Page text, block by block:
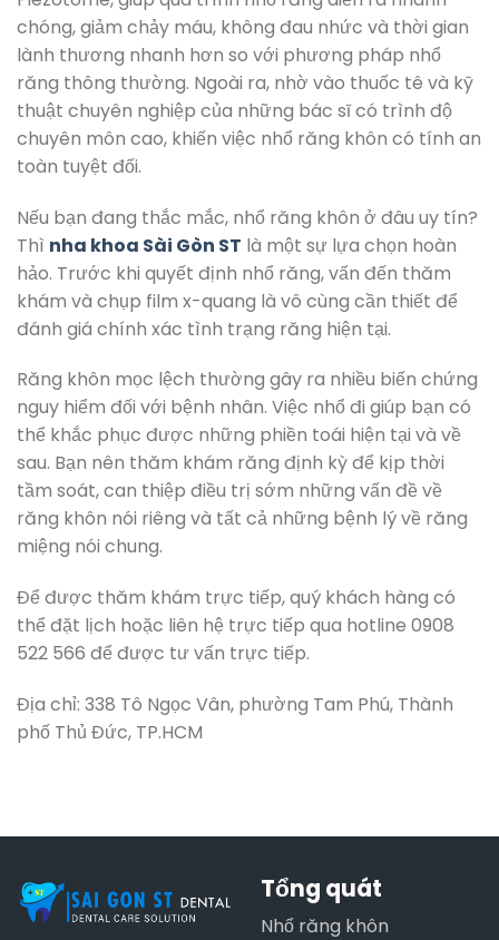
chóng, giảm chảy máu, không đau nhức và thời gian
lành thương nhanh hơn so với phương pháp nhổ
răng thông thường. Ngoài ra, nhờ vào thuốc tê và kỹ
thuật chuyên nghiệp của những bác sĩ có trình độ
chuyên môn cao, khiến việc nhổ răng khôn có tính an
toàn tuyệt đối.
Nếu bạn đang thắc mắc, nhổ răng khôn ở đâu uy tín?
Thì nha khoa Sài Gòn ST là một sự lựa chọn hoàn
hảo. Trước khi quyết định nhổ răng, vấn đến thăm
khám và chụp film x-quang là vô cùng cần thiết để
đánh giá chính xác tình trạng răng hiện tại.
Răng khôn mọc lệch thường gây ra nhiều biến chứng
nguy hiểm đối với bệnh nhân. Việc nhổ đi giúp bạn có
thể khắc phục được những phiền toái hiện tại và về
sau. Bạn nên thăm khám răng định kỳ để kịp thời
tầm soát, can thiệp điều trị sớm những vấn đề về
răng khôn nói riêng và tất cả những bệnh lý về răng
miệng nói chung.
Để được thăm khám trực tiếp, quý khách hàng có
thể đặt lịch hoặc liên hệ trực tiếp qua hotline 0908
522 566 để được tư vấn trực tiếp.
Địa chỉ: 338 Tô Ngọc Vân, phường Tam Phú, Thành
phố Thủ Đức, TP.HCM
Tổng quát
Nhổ răng khôn